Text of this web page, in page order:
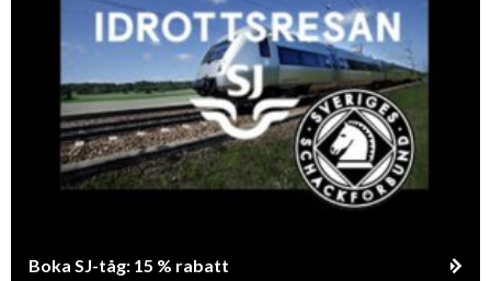
Boka SJ-tåg: 15 % rabatt